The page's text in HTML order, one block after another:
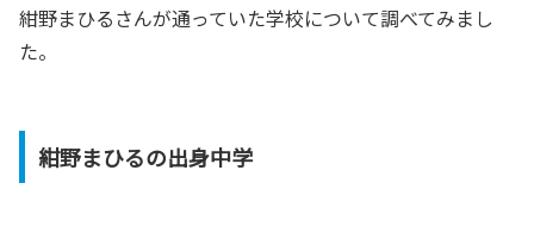
紺野まひるさんが通っていた学校について調べてみまし
た。
紺野まひるの出身中学